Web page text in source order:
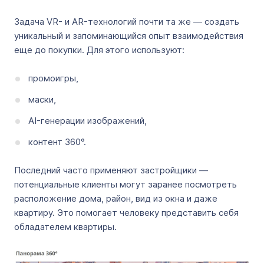
Задача VR- и AR-технологий почти та же — создать
уникальный и запоминающийся опыт взаимодействия
еще до покупки. Для этого используют:
промоигры,
маски,
AI-генерации изображений,
контент 360°.
Последний часто применяют застройщики —
потенциальные клиенты могут заранее посмотреть
расположение дома, район, вид из окна и даже
квартиру. Это помогает человеку представить себя
обладателем квартиры.